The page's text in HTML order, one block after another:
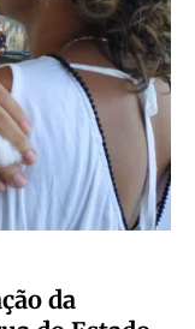
da